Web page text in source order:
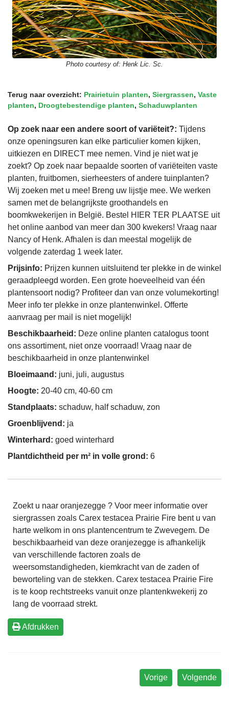
Photo courtesy of: Henk Lic. Sc.
Terug naar overzicht: Prairietuin planten, Siergrassen, Vaste
planten, Droogtebestendige planten, Schaduwplanten
Op zoek naar een andere soort of variëteit?: Tijdens
onze openingsuren kan elke particulier komen kijken,
uitkiezen en DIRECT mee nemen. Vind je niet wat je
zoekt? Op zoek naar bepaalde soorten of variëteiten vaste
planten, fruitbomen, sierheesters of andere tuinplanten?
Wij zoeken met u mee! Breng uw lijstje mee. We werken
samen met de belangrijkste groothandels en
boomkwekerijen in België. Bestel HIER TER PLAATSE uit
het online aanbod van meer dan 300 kwekers! Vraag naar
Nancy of Henk. Afhalen is dan meestal mogelijk de
volgende zaterdag 1 week later.
Prijsinfo: Prijzen kunnen uitsluitend ter plekke in de winkel
geraadpleegd worden. Een grote hoeveelheid van één
plantensoort nodig? Profiteer dan van onze volumekorting!
Meer info ter plekke in onze plantenwinkel. Offerte
aanvraag per mail is niet mogelijk!
Beschikbaarheid: Deze online planten catalogus toont
ons assortiment, niet onze voorraad! Vraag naar de
beschikbaarheid in onze plantenwinkel
Bloeimaand: juni, juli, augustus
Hoogte: 20-40 cm, 40-60 cm
Standplaats: schaduw, half schaduw, zon
Groenblijvend: ja
Winterhard: goed winterhard
Plantdichtheid per m² in volle grond: 6
Zoekt u naar oranjezegge ? Voor meer informatie over
siergrassen zoals Carex testacea Prairie Fire bent u van
harte welkom in ons plantencentrum te Zwevegem. De
beschikbaarheid van deze oranjezegge is afhankelijk
van verschillende factoren zoals de
weersomstandigheden, kiemkracht van de zaden of
beworteling van de stekken. Carex testacea Prairie Fire
is te koop rechtstreeks vanuit onze plantenkwekerij zo
lang de voorraad strekt.
Afdrukken
Volgende
Vorige